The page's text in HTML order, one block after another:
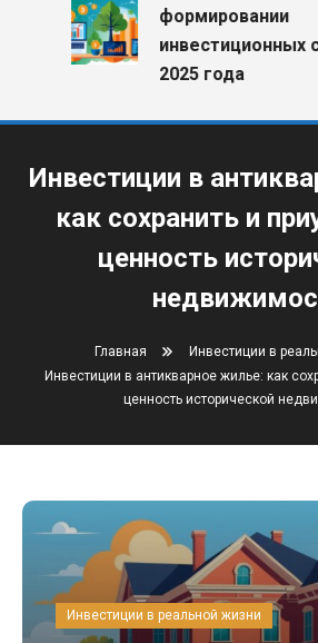
формировании
инвестиционных
2025 года
Инвестиции в
как сохранить и
ценность
Главная
Инвестиции в
Инвестиции в антикварное жилье: как
ценность исторической
Инвестиции в реальной жизни